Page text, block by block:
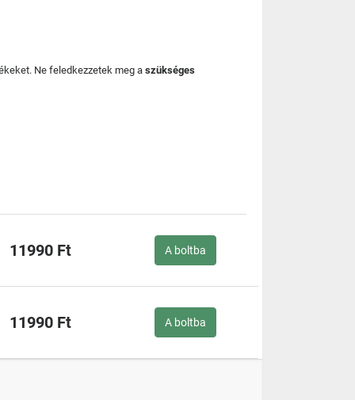
Ne feledkezzetek meg aszükséges
11990 Ft A boltba
11990 Ft A boltba